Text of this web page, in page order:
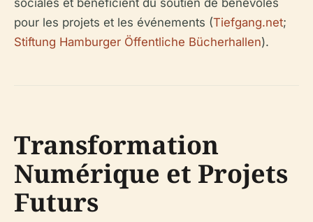
sociales et bénéficient du soutien de bénévoles
pour les projets et les événements (Tiefgang.net;
Stiftung Hamburger Öffentliche Bücherhallen).
Transformation
Numérique et Projets
Futurs